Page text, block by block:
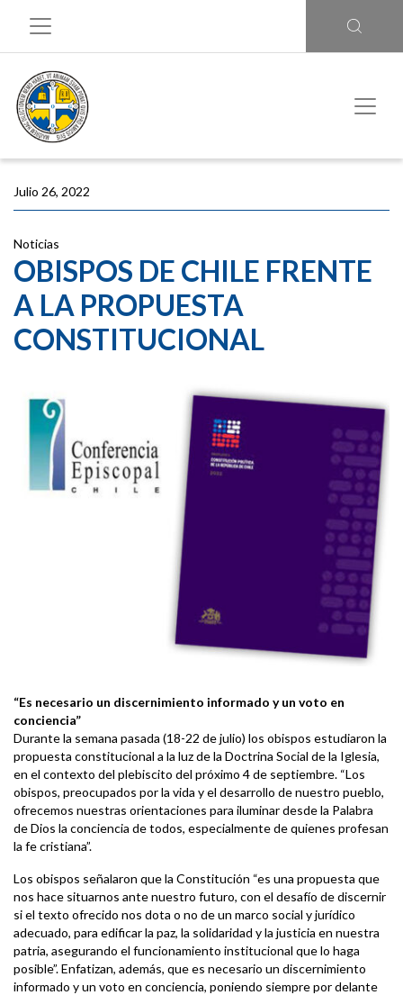
Julio 26, 2022
Noticias
OBISPOS DE CHILE FRENTE
A LA PROPUESTA
CONSTITUCIONAL
“Es necesario un discernimiento informado y un voto en
conciencia”
Durante la semana pasada (18-22 de julio) los obispos estudiaron la
propuesta constitucional a la luz de la Doctrina Social de la Iglesia,
en el contexto del plebiscito del próximo 4 de septiembre. “Los
obispos, preocupados por la vida y el desarrollo de nuestro pueblo,
ofrecemos nuestras orientaciones para iluminar desde la Palabra
de Dios la conciencia de todos, especialmente de quienes profesan
la fe cristiana”.
Los obispos señalaron que la Constitución “es una propuesta que
nos hace situarnos ante nuestro futuro, con el desafío de discernir
si el texto ofrecido nos dota o no de un marco social y jurídico
adecuado, para edificar la paz, la solidaridad y la justicia en nuestra
patria, asegurando el funcionamiento institucional que lo haga
posible”. Enfatizan, además, que es necesario un discernimiento
informado y un voto en conciencia, poniendo siempre por delante